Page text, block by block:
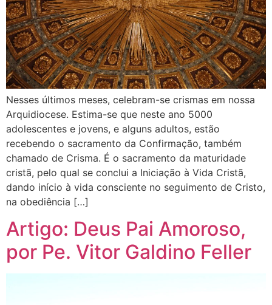
Nesses últimos meses, celebram-se crismas em nossa
Arquidiocese. Estima-se que neste ano 5000
adolescentes e jovens, e alguns adultos, estão
recebendo o sacramento da Confirmação, também
chamado de Crisma. É o sacramento da maturidade
cristã, pelo qual se conclui a Iniciação à Vida Cristã,
dando início à vida consciente no seguimento de Cristo,
na obediência […]
Artigo: Deus Pai Amoroso,
por Pe. Vitor Galdino Feller